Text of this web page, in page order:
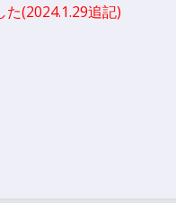
(2024.1.29追記)